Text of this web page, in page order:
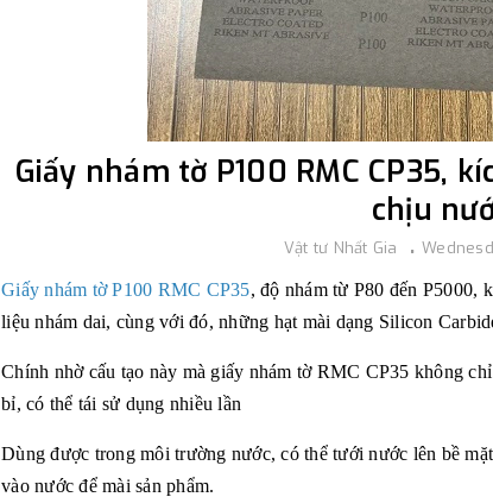
Giấy nhám tờ P100 RMC CP35,
chịu
Vật tư Nhất Gia
Giấy nhám tờ P100 RMC CP35, độ nhám từ P80 đến P5000,
liệu nhám dai, cùng với đó, những hạt mài dạng Silicon
Chính nhờ cấu tạo này mà giấy nhám tờ RMC CP35 không
bỉ, có thể tái sử dụng nhiều lần
Dùng được trong môi trường nước, có thể tưới nước lên bề
vào nước để mài sản phẩm.